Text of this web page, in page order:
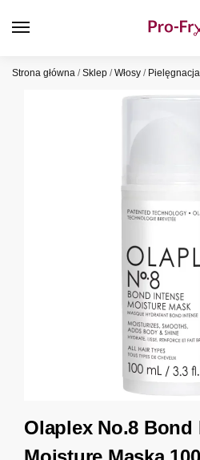
Strona główna /Sklep /Włosy /
Olaplex No.8 Bond